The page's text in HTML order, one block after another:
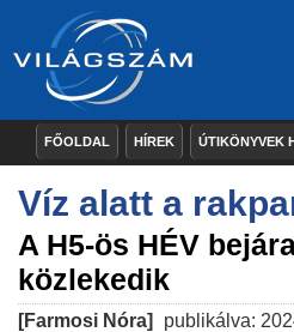
FŐOLDAL HÍREK ÚTIKÖNYVEK
Víz alatt a
A H5-ös HÉV
közlekedik
[Farmosi Nóra] publikálva: